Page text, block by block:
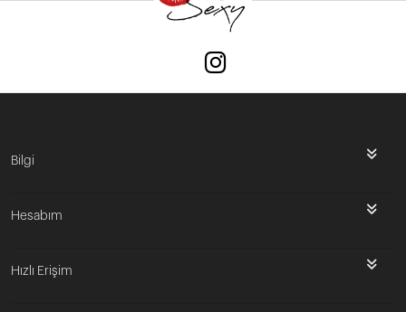
Bilgi
Hesabım
Hızlı Erişim